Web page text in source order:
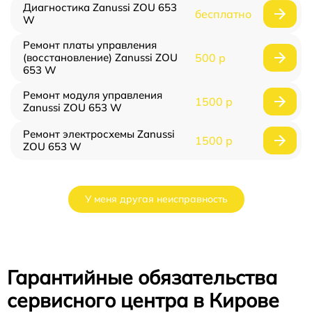
Диагностика Zanussi ZOU 653
W
бесплатно
Ремонт платы управления
(восстановление) Zanussi ZOU
653 W
500 р
Ремонт модуля управления
Zanussi ZOU 653 W
1500 р
Ремонт электросхемы Zanussi
ZOU 653 W
1500 р
У меня другая неисправность
Гарантийные обязательства
сервисного центра в Кирове